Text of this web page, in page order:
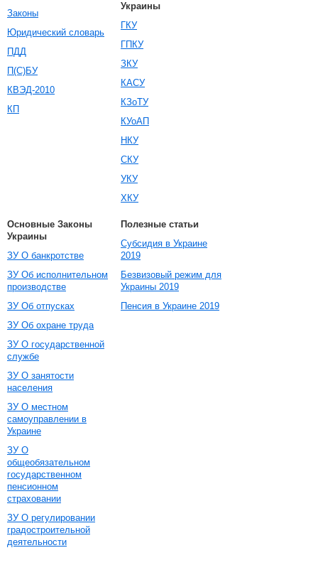
Законы
Юридический словарь
ПДД
П(С)БУ
КВЭД-2010
КП
Украины
ГКУ
ГПКУ
ЗКУ
КАСУ
КЗоТУ
КУоАП
НКУ
СКУ
УКУ
ХКУ
Основные Законы
Украины
ЗУ О банкротстве
ЗУ Об исполнительном
производстве
ЗУ Об отпусках
ЗУ Об охране труда
ЗУ О государственной
службе
ЗУ О занятости
населения
ЗУ О местном
самоуправлении в
Украине
ЗУ О
общеобязательном
государственном
пенсионном
страховании
ЗУ О регулировании
градостроительной
деятельности
Полезные статьи
Субсидия в Украине
2019
Безвизовый режим для
Украины 2019
Пенсия в Украине 2019